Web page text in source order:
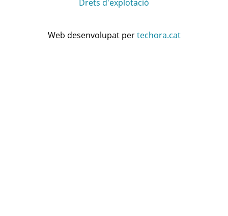
Drets d'explotació
Web desenvolupat pertechora.cat